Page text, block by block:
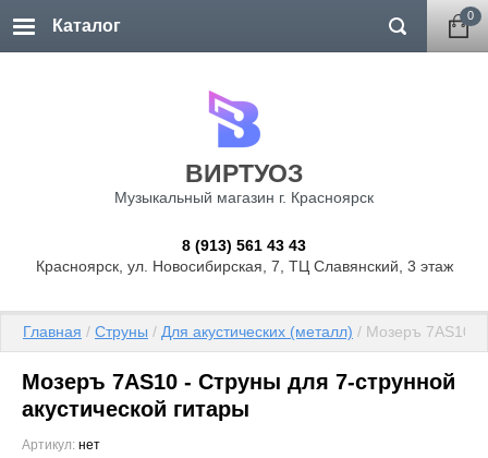
0
ВИРТУОЗ
Музыкальный магазин г. Красноярск
8 (913) 561 43 43
Красноярск, ул. Новосибирская, 7, ТЦ Славянский, 3 этаж
Главная / Струны / Для акустических (металл) / Мозеръ 7AS10 -
Мозеръ 7AS10 - Струны для 7-струнной
акустической гитары
Артикул: нет